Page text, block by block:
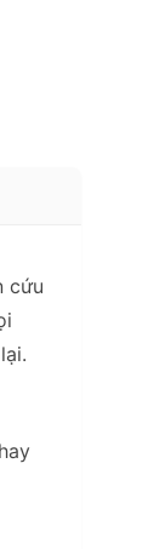
cứu